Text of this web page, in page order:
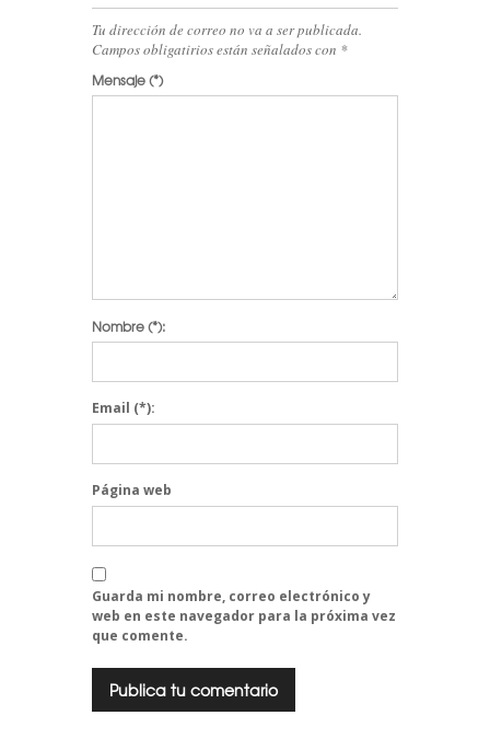
Tu dirección de correo no va a ser publicada.
Campos obligatirios están señalados con *
Mensaje(*)
Nombre(*):
Email (*):
Página web
Guarda mi nombre, correo electrónico y
web en este navegador para la próxima vez
que comente.